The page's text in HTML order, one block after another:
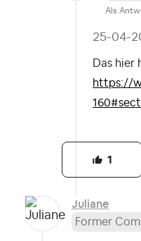
Als
‎25-04-
Das
https://
1
Juliane
Former